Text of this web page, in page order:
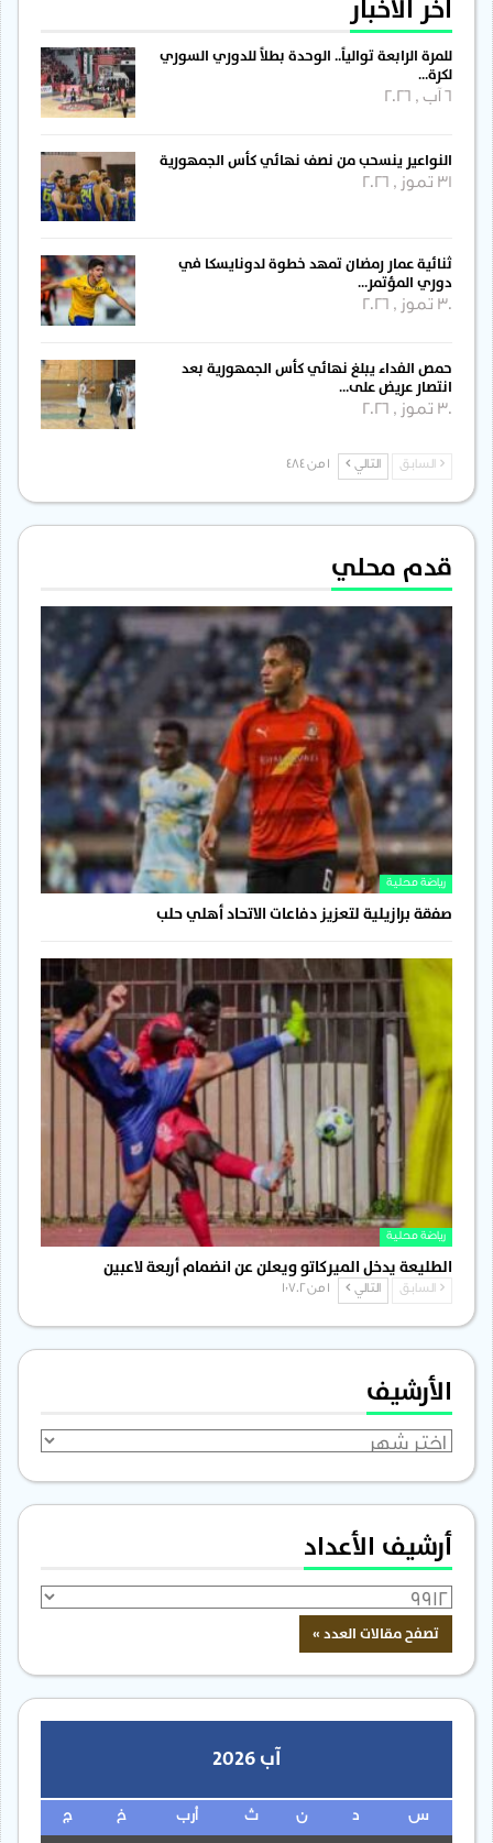
آخر الأخبار
للمرة الرابعة توالياً.. الوحدة بطلاً للدوري السوري
لكرة…
النواعير ينسحب من نصف نهائي كأس الجمهورية
31 تموز , 2026
ثنائية عمار رمضان تمهد خطوة لدونايسكا في
دوري المؤتمر…
30 تموز , 2026
حمص الفداء يبلغ نهائي كأس الجمهورية بعد
انتصار عريض على…
30 تموز , 2026
السابق التالي
قدم محلي
رياضة محلية
صفقة برازيلية لتعزيز دفاعات الاتحاد أهلي حلب
رياضة محلية
الطليعة يدخل الميركاتو ويعلن عن انضمام أربعة لاعبين
السابق التالي
الأرشيف
الأرشيف
أرشيف الأعداد
آب 2026
س ن ث أرب خ ج